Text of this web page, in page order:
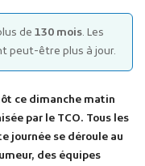
de 130 mois. Les
peut-être plus à jour.
ce dimanche matin
par le TCO. Tous les
journée se déroule au
des équipes